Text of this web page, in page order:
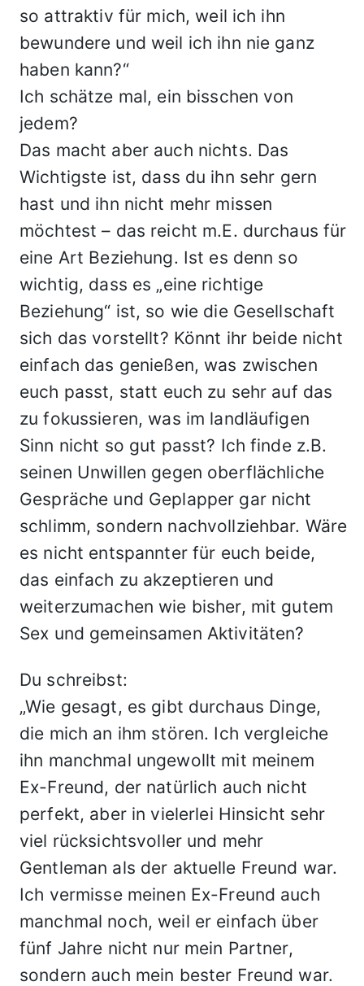
so attraktiv für mich, weil ich ihn
bewundere und weil ich ihn nie ganz
haben kann?“
Ich schätze mal, ein bisschen von
jedem?
Das macht aber auch nichts. Das
Wichtigste ist, dass du ihn sehr gern
hast und ihn nicht mehr missen
möchtest – das reicht m.E. durchaus für
eine Art Beziehung. Ist es denn so
wichtig, dass es „eine richtige
Beziehung“ ist, so wie die Gesellschaft
sich das vorstellt? Könnt ihr beide nicht
einfach das genießen, was zwischen
euch passt, statt euch zu sehr auf das
zu fokussieren, was im landläufigen
Sinn nicht so gut passt? Ich finde z.B.
seinen Unwillen gegen oberflächliche
Gespräche und Geplapper gar nicht
schlimm, sondern nachvollziehbar. Wäre
es nicht entspannter für euch beide,
das einfach zu akzeptieren und
weiterzumachen wie bisher, mit gutem
Sex und gemeinsamen Aktivitäten?
Du schreibst:
„Wie gesagt, es gibt durchaus Dinge,
die mich an ihm stören. Ich vergleiche
ihn manchmal ungewollt mit meinem
Ex-Freund, der natürlich auch nicht
perfekt, aber in vielerlei Hinsicht sehr
viel rücksichtsvoller und mehr
Gentleman als der aktuelle Freund war.
Ich vermisse meinen Ex-Freund auch
manchmal noch, weil er einfach über
fünf Jahre nicht nur mein Partner,
sondern auch mein bester Freund war.